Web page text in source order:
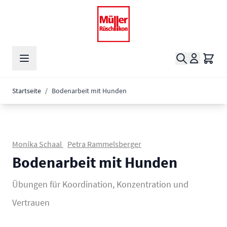
Suche
Startseite / Bodenarbeit mit Hunden
Monika Schaal Petra Rammelsberger
Bodenarbeit mit Hunden
Übungen für Koordination, Konzentration und
Vertrauen